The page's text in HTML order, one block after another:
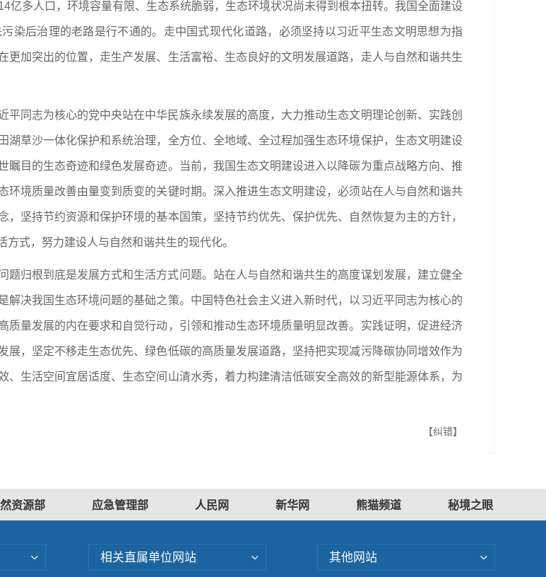
亿多人口，环境容量有限、生态系统脆弱，生态环境状况尚未得到根本扭转。我国全面建设
染后治理的老路是行不通的。走中国式现代化道路，必须坚持以习近平生态文明思想为指
加突出的位置，走生产发展、生活富裕、生态良好的文明发展道路，走人与自然和谐共生
同志为核心的党中央站在中华民族永续发展的高度，大力推动生态文明理论创新、实践创
草沙一体化保护和系统治理，全方位、全地域、全过程加强生态环境保护，生态文明建设
目的生态奇迹和绿色发展奇迹。当前，我国生态文明建设进入以降碳为重点战略方向、推
境质量改善由量变到质变的关键时期。深入推进生态文明建设，必须站在人与自然和谐共
坚持节约资源和保护环境的基本国策，坚持节约优先、保护优先、自然恢复为主的方针，
式，努力建设人与自然和谐共生的现代化。
归根到底是发展方式和生活方式问题。站在人与自然和谐共生的高度谋划发展，建立健全
决我国生态环境问题的基础之策。中国特色社会主义进入新时代，以习近平同志为核心的
量发展的内在要求和自觉行动，引领和推动生态环境质量明显改善。实践证明，促进经济
，坚定不移走生态优先、绿色低碳的高质量发展道路，坚持把实现减污降碳协同增效作为
生活空间宜居适度、生态空间山清水秀，着力构建清洁低碳安全高效的新型能源体系，为
【纠错】
资源部 应急管理部 人民网 新华网 熊猫频道 秘境之眼
相关直属单位网站 其他网站